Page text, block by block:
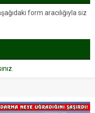
form aracılığıyla siz